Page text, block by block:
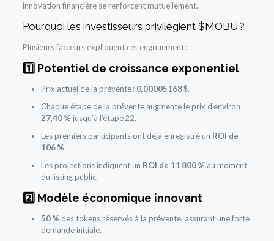
innovation financière se renforcent mutuellement.
Pourquoi les investisseurs privilégient $MOBU ?
Plusieurs facteurs expliquent cet engouement :
1️⃣ Potentiel de croissance exponentiel
Prix actuel de la prévente : 0,00005168 $.
Chaque étape de la prévente augmente le prix d’environ
27,40 % jusqu’à l’étape 22.
Les premiers participants ont déjà enregistré un ROI de
106 %.
Les projections indiquent un ROI de 11 800 % au moment
du listing public.
2️⃣ Modèle économique innovant
50 % des tokens réservés à la prévente, assurant une forte
demande initiale.